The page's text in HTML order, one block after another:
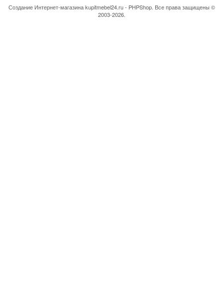
Создание Интернет-магазинаkupitmebel24.ru - PHPShop. Все права защищены ©
2003-2026.